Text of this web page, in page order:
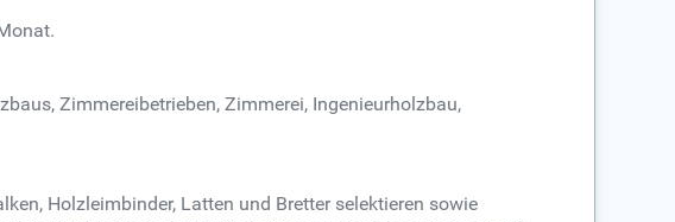
Zimmereibetrieben, Zimmerei, Ingenieurholzbau,
Holzleimbinder, Latten und Bretter selektieren sowie